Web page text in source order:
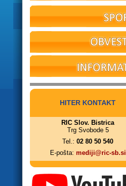
HITER KONTAKT
RIC Slov. Bistrica
Trg Svobode 5
Tel.: 02 80 50 540
E-pošta: mediji@ric-sb.si